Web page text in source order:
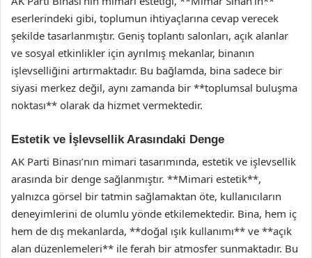
eserlerindeki gibi, toplumun ihtiyaçlarına cevap verecek
şekilde tasarlanmıştır. Geniş toplantı salonları, açık alanlar
ve sosyal etkinlikler için ayrılmış mekanlar, binanın
işlevselliğini artırmaktadır. Bu bağlamda, bina sadece bir
siyasi merkez değil, aynı zamanda bir **toplumsal buluşma
noktası** olarak da hizmet vermektedir.
Estetik ve İşlevsellik Arasındaki Denge
AK Parti Binası’nın mimari tasarımında, estetik ve işlevsellik
arasında bir denge sağlanmıştır. **Mimari estetik**,
yalnızca görsel bir tatmin sağlamaktan öte, kullanıcıların
deneyimlerini de olumlu yönde etkilemektedir. Bina, hem iç
hem de dış mekanlarda, **doğal ışık kullanımı** ve **açık
alan düzenlemeleri** ile ferah bir atmosfer sunmaktadır. Bu